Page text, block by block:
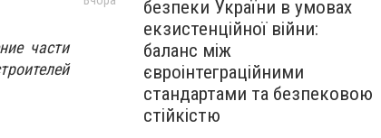
части
безпеки України в умовах
екзистенційної війни:
баланс між
євроінтеграційними
стандартами та безпековою
стійкістю